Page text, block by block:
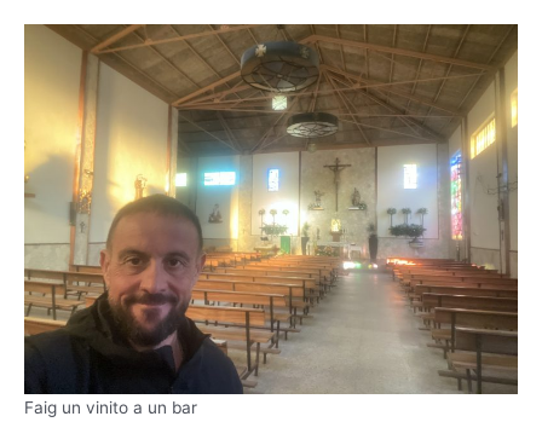
Faig un vinito a un bar